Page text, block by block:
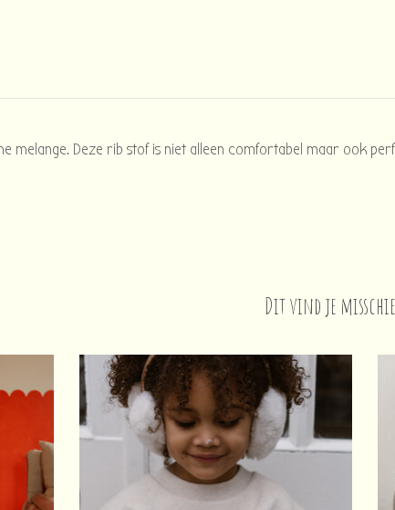
melange. Deze rib stof is niet alleen comfortabel maar ook
Dit vind je